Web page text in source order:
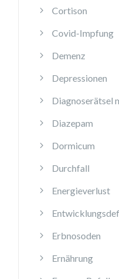
Cortison
Covid-Impfung
Demenz
Depressionen
Diagnoserätsel
Diazepam
Dormicum
Durchfall
Energieverlust
Erbnosoden
Ernährung